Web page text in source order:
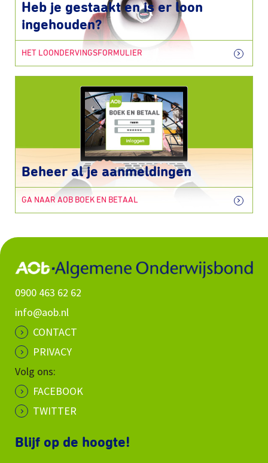
Heb je gestaakt en is er loon
ingehouden?
HET LOONDERVINGSFORMULIER
Beheer al je aanmeldingen
GA NAAR AOB BOEK EN BETAAL
0900 463 62 62
info@aob.nl
CONTACT
PRIVACY
Volg ons:
FACEBOOK
TWITTER
Blijf op de hoogte!